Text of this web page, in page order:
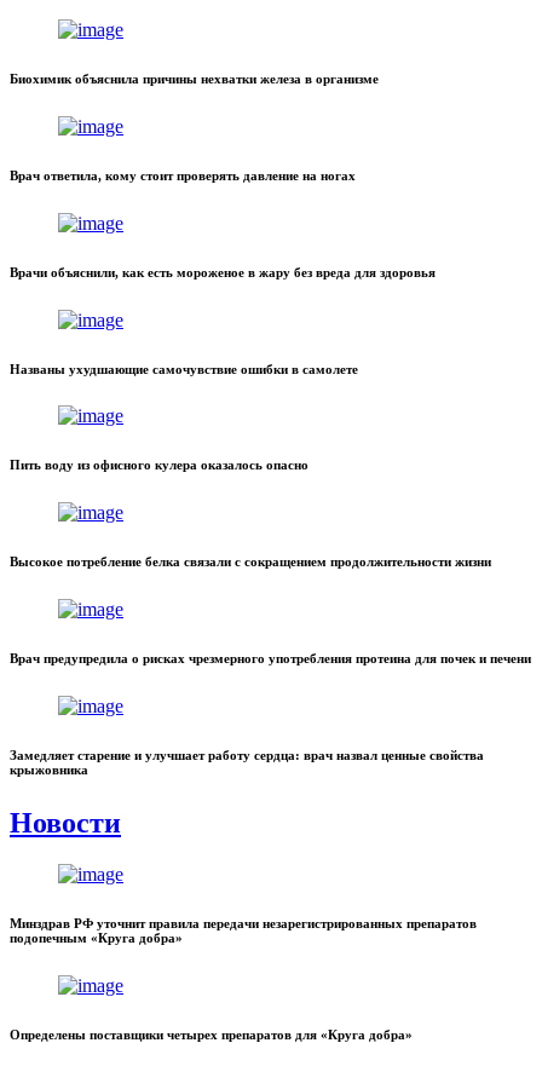
Биохимик объяснила причины нехватки железа в организме
Врач ответила, кому стоит проверять давление на ногах
Врачи объяснили, как есть мороженое в жару без вреда для здоровья
Названы ухудшающие самочувствие ошибки в самолете
Пить воду из офисного кулера оказалось опасно
Высокое потребление белка связали с сокращением продолжительности жизни
Врач предупредила о рисках чрезмерного употребления протеина для почек и печени
Замедляет старение и улучшает работу сердца: врач назвал ценные свойства
крыжовника
Новости
Минздрав РФ уточнит правила передачи незарегистрированных препаратов
подопечным «Круга добра»
Определены поставщики четырех препаратов для «Круга добра»